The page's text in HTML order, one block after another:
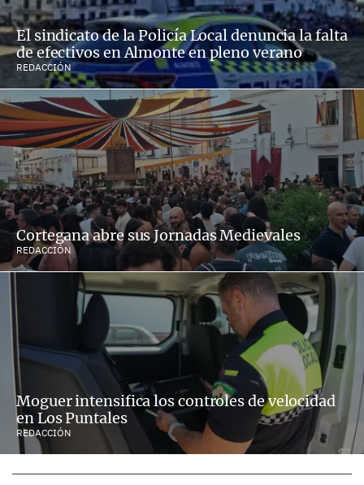
El sindicato de la Policía Local denuncia la falta
de efectivos en Almonte en pleno verano
REDACCIÓN
Cortegana abre sus Jornadas Medievales
REDACCIÓN
Moguer intensifica los controles de velocidad
en Los Puntales
REDACCIÓN